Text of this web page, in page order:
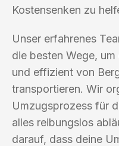
Kostensenken zu
Unser erfahrenes
die besten Wege,
und effizient von
transportieren. Wir
Umzugsprozess für
alles reibungslos
darauf, dass deine